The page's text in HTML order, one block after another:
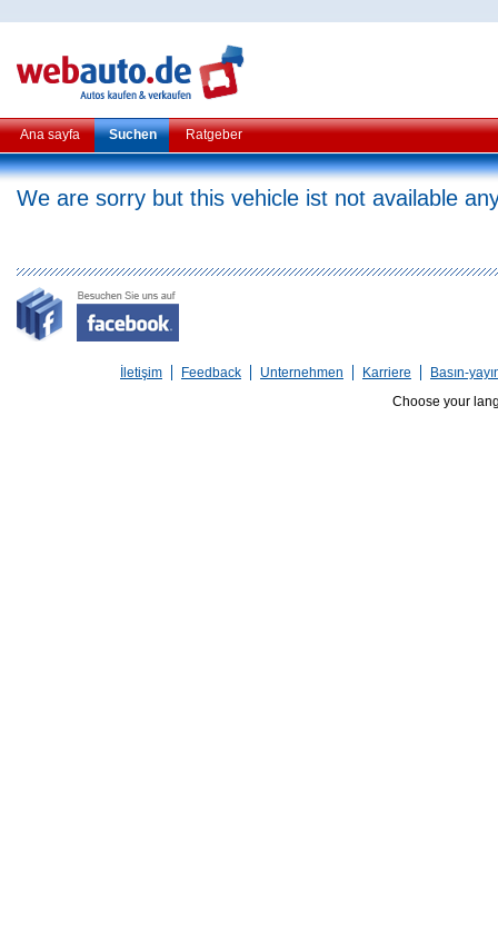
Ana sayfa Suchen Ratgeber
We are sorry but this vehicle ist not available
İletişim Feedback Unternehmen Karriere
Basın-
Choose your